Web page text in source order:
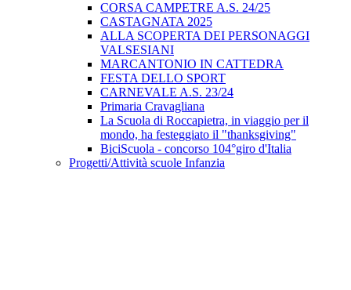
CORSA CAMPETRE A.S. 24/25
CASTAGNATA 2025
ALLA SCOPERTA DEI PERSONAGGI
VALSESIANI
MARCANTONIO IN CATTEDRA
FESTA DELLO SPORT
CARNEVALE A.S. 23/24
Primaria Cravagliana
La Scuola di Roccapietra, in viaggio per il
mondo, ha festeggiato il "thanksgiving"
BiciScuola - concorso 104°giro d'Italia
Progetti/Attività scuole Infanzia